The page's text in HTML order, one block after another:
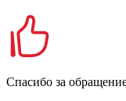
Спасибо за